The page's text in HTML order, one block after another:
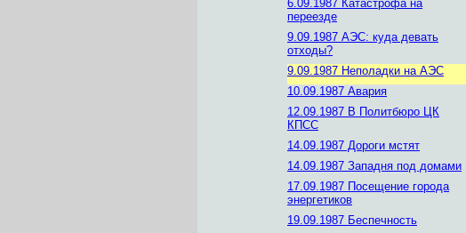
6.09.1987 Катастрофа на
переезде
9.09.1987 АЭС: куда девать
отходы?
9.09.1987 Неполадки на АЭС
10.09.1987 Авария
12.09.1987 В Политбюро ЦК
КПСС
14.09.1987 Дороги мстят
14.09.1987 Западня под домами
17.09.1987 Посещение города
энергетиков
19.09.1987 Беспечность